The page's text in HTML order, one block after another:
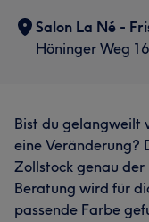
Salon La Né -
Höninger Weg
Bist du gelangweilt
eine Veränderung?
Zollstock genau
Beratung wird für
passende Farbe